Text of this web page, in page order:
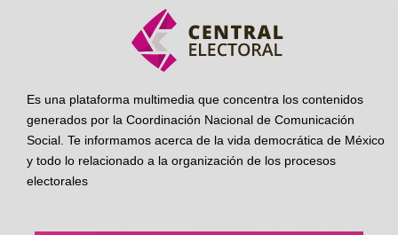
Es una plataforma multimedia que concentra los contenidos
generados por la Coordinación Nacional de Comunicación
Social. Te informamos acerca de la vida democrática de México
y todo lo relacionado a la organización de los procesos
electorales